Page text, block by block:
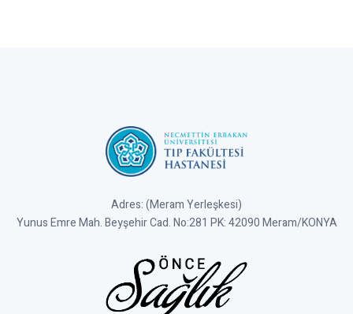
Adres: (Meram Yerleşkesi)
Yunus Emre Mah. Beyşehir Cad. No:281 PK: 42090 Meram/KONYA